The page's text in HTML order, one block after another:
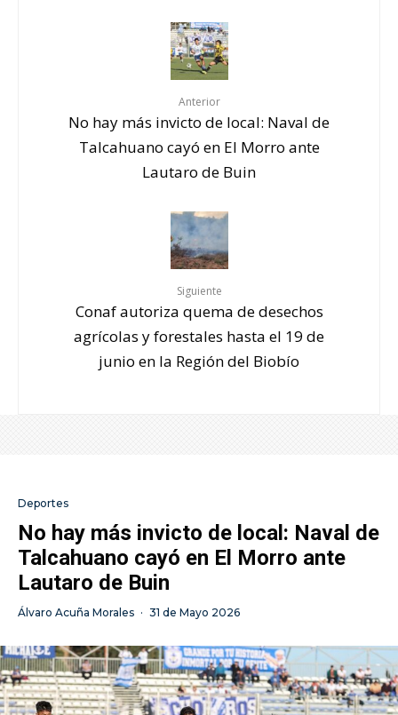
Anterior
No hay más invicto de local: Naval de
Talcahuano cayó en El Morro ante
Lautaro de Buin
Siguiente
Conaf autoriza quema de desechos
agrícolas y forestales hasta el 19 de
junio en la Región del Biobío
Deportes
No hay más invicto de local: Naval de
Talcahuano cayó en El Morro ante
Lautaro de Buin
Álvaro Acuña Morales · 31 de Mayo 2026